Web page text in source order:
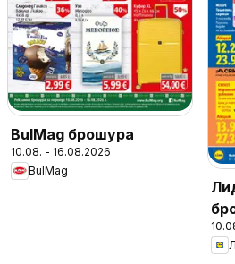
BulMag брошура
10.08. - 16.08.2026
BulMag